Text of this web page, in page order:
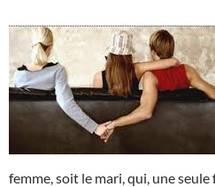
femme, soit le mari, qui, une seule